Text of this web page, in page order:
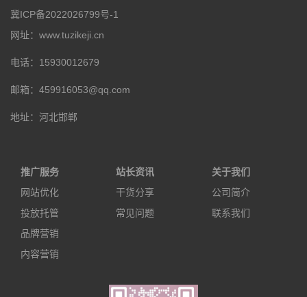
冀ICP备2022026799号-1
网址：www.tuzikeji.cn
电话：15930012679
邮箱：459916053@qq.com
地址：河北邯郸
推广服务
网站优化
投放托管
品牌营销
内容营销
站长资讯
干货分享
常见问题
关于我们
公司简介
联系我们